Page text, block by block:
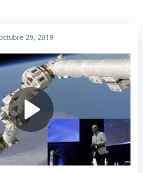
29, 2019